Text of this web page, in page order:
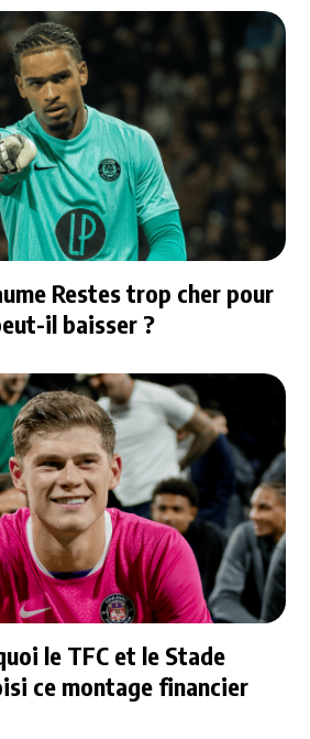
Restes trop cher pour
il baisser ?
le TFC et le Stade
ce montage financier